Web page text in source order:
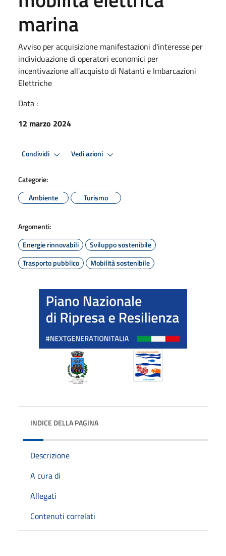
marina
Avviso per acquisizione manifestazioni d'interesse per
individuazione di operatori economici per
incentivazione all'acquisto di Natanti e Imbarcazioni
Elettriche
Data :
12 marzo 2024
Condividi Vedi azioni
Categorie:
Ambiente
Turismo
Argomenti:
Energie rinnovabili
Sviluppo sostenibile
Trasporto pubblico
Mobilità sostenibile
INDICE DELLA PAGINA
Descrizione
A cura di
Allegati
Contenuti correlati